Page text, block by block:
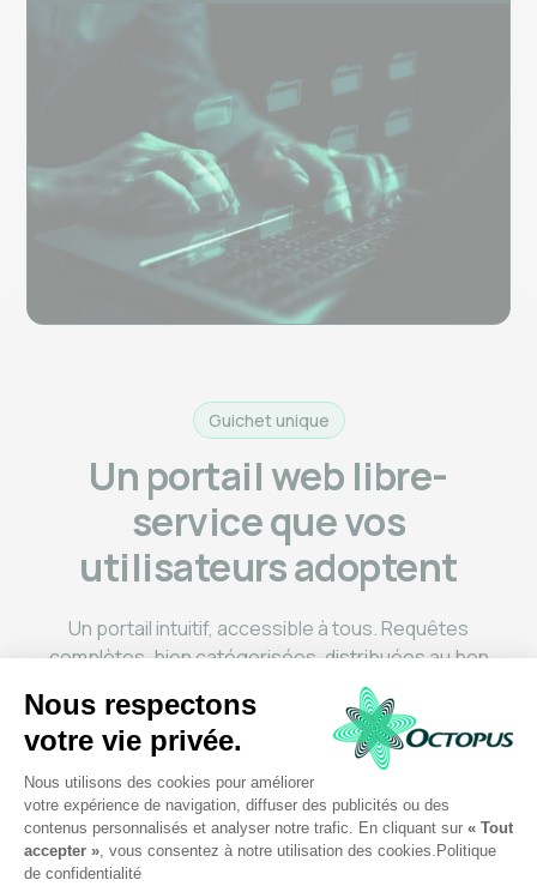
Guichet unique
Un portail web libre-
service que vos
utilisateurs adoptent
Un portail intuitif, accessible à tous. Requêtes
complètes, bien catégorisées, distribuées au bon
groupe automatiquement. Base de connaissances
intégrée pour résoudre seul les questions fréquentes.
Notifications à chaque étape. Moins de billets de
niveau 1, moins d'appels.